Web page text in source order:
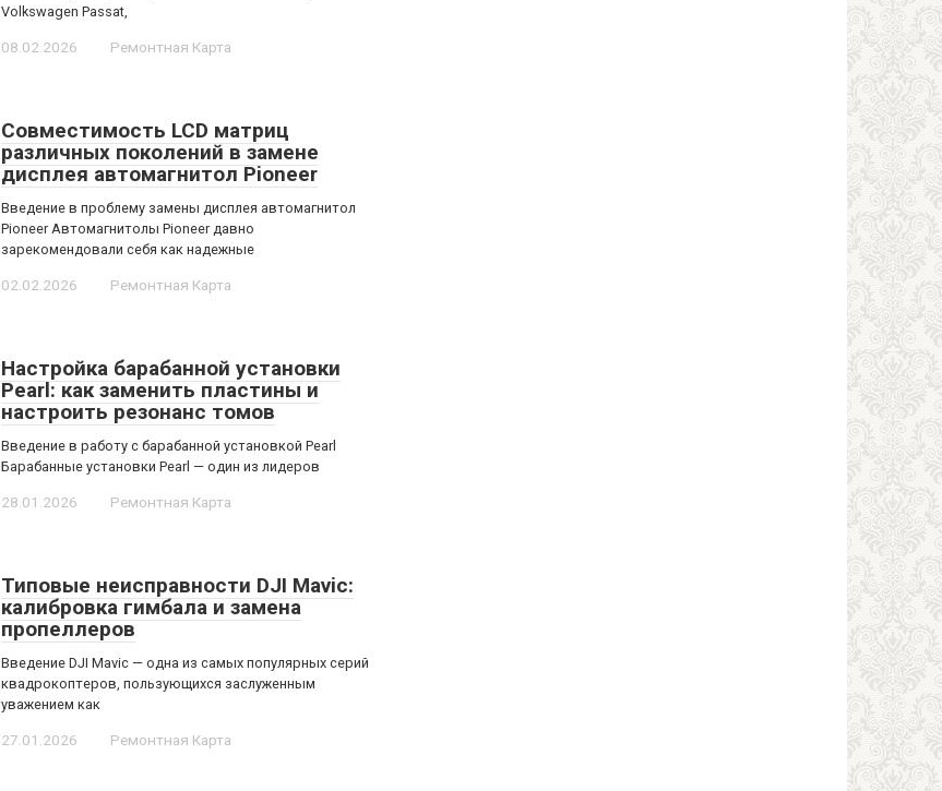
Volkswagen Passat,
08.02.2026 Ремонтная Карта
Совместимость LCD матриц
различных поколений в замене
дисплея автомагнитол Pioneer
Введение в проблему замены дисплея автомагнитол
Pioneer Автомагнитолы Pioneer давно
зарекомендовали себя как надежные
02.02.2026 Ремонтная Карта
Настройка барабанной установки
Pearl: как заменить пластины и
настроить резонанс томов
Введение в работу с барабанной установкой Pearl
Барабанные установки Pearl — один из лидеров
28.01.2026 Ремонтная Карта
Типовые неисправности DJI Mavic:
калибровка гимбала и замена
пропеллеров
Введение DJI Mavic — одна из самых популярных серий
квадрокоптеров, пользующихся заслуженным
уважением как
27.01.2026 Ремонтная Карта